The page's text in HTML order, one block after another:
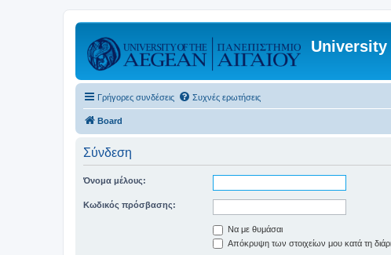
University
Γρήγορες συνδέσεις Συχνές ερωτήσεις
Board
Σύνδεση
Όνομα μέλους:
Κωδικός πρόσβασης:
Να με θυμάσαι
Απόκρυψη των στοιχείων μου κατά τη